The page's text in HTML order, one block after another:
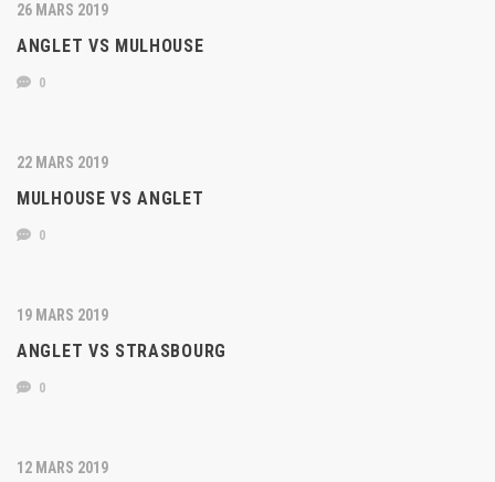
26 MARS 2019
ANGLET VS MULHOUSE
0
22 MARS 2019
MULHOUSE VS ANGLET
0
19 MARS 2019
ANGLET VS STRASBOURG
0
12 MARS 2019